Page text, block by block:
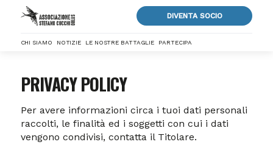
DIVENTA SOCIO
CHI SIAMO NOTIZIE LE NOSTRE BATTAGLIE PARTECIPA
PRIVACY POLICY
Per avere informazioni circa i tuoi dati personali
raccolti, le finalità ed i soggetti con cui i dati
vengono condivisi, contatta il Titolare.